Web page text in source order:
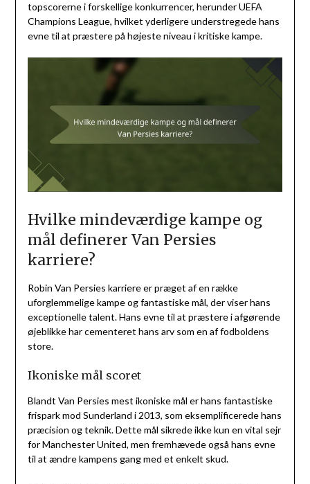
topscorerne i forskellige konkurrencer, herunder UEFA
Champions League, hvilket yderligere understregede hans
evne til at præstere på højeste niveau i kritiske kampe.
Hvilke mindeværdige kampe og
mål definerer Van Persies
karriere?
Robin Van Persies karriere er præget af en række
uforglemmelige kampe og fantastiske mål, der viser hans
exceptionelle talent. Hans evne til at præstere i afgørende
øjeblikke har cementeret hans arv som en af fodboldens
store.
Ikoniske mål scoret
Blandt Van Persies mest ikoniske mål er hans fantastiske
frispark mod Sunderland i 2013, som eksemplificerede hans
præcision og teknik. Dette mål sikrede ikke kun en vital sejr
for Manchester United, men fremhævede også hans evne
til at ændre kampens gang med et enkelt skud.